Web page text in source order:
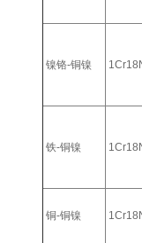
镍铬-铜镍
铁-铜镍
铜-铜镍